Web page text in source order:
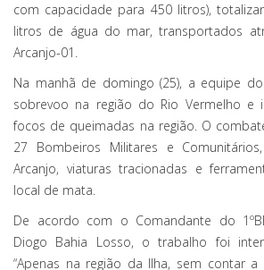
com capacidade para 450 litros),
litros de água do mar, transportados
Arcanjo-01.
Na manhã de domingo (25), a equipe
sobrevoo na região do Rio Vermelho e
focos de queimadas na região. O
27 Bombeiros Militares e
Arcanjo, viaturas tracionadas e
local de mata.
De acordo com o Comandante do
Diogo Bahia Losso, o trabalho foi
“Apenas na região da Ilha, sem contar